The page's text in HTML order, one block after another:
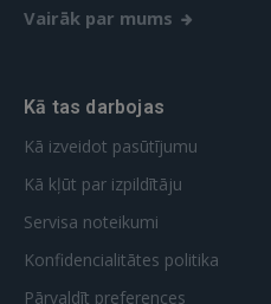
Vairāk par mums
Kā tas darbojas
Kā izveidot pasūtījumu
Kā kļūt par izpildītāju
Servisa noteikumi
Konfidencialitātes politika
Pārvaldīt preferences